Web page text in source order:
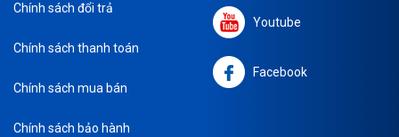
Chính sách đổi trả
Chính sách thanh toán
Chính sách mua bán
Chính sách bảo hành
Youtube
Facebook